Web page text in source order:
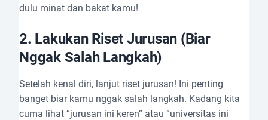
dulu minat dan bakat kamu!
2. Lakukan Riset Jurusan (Biar
Nggak Salah Langkah)
Setelah kenal diri, lanjut riset jurusan! Ini penting
banget biar kamu nggak salah langkah. Kadang kita
cuma lihat “jurusan ini keren” atau “universitas ini